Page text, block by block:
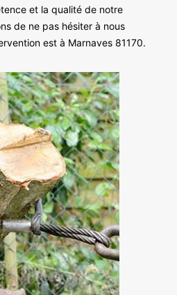
et la qualité de notre
de ne pas hésiter à nous
est à Marnaves 81170.